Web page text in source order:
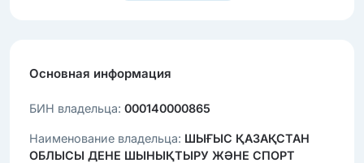
Основная информация
БИН владельца: 000140000865
Наименование владельца: ШЫҒЫС ҚАЗАҚСТАН
ОБЛЫСЫ ДЕНЕ ШЫНЫҚТЫРУ ЖӘНЕ СПОРТ